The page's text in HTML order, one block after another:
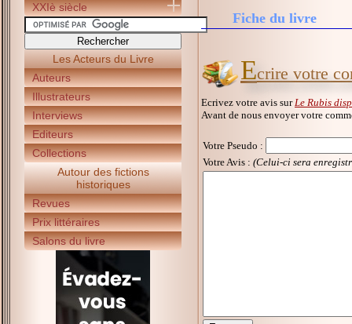
XXIè siècle
Les Acteurs du Livre
Auteurs
Illustrateurs
Interviews
Editeurs
Collections
Autour des fictions
historiques
Revues
Prix littéraires
Salons du livre
Fiche du livre
Ecrire votre
Ecrivez votre avis sur Le Rubis
Avant de nous envoyer votre
Votre Pseudo :
Votre Avis : (Celui-ci sera